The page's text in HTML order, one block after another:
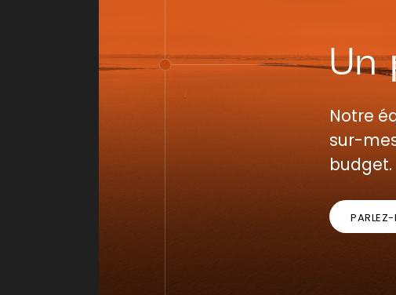
Un
Notre
sur-
budget.